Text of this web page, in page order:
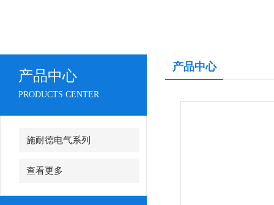
产品中心
PRODUCTS CENTER
施耐德电气系列
查看更多
产品中心